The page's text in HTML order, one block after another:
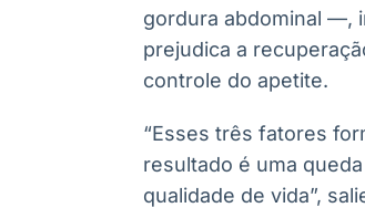
gordura abdominal —,
prejudica a
controle do apetite.
“Esses três fatores
resultado é uma
qualidade de vida”,